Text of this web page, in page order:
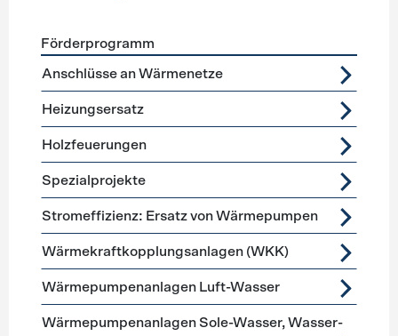
Förderprogramme
Förderprogramm
Anschlüsse an Wärmenetze
Heizungsersatz
Holzfeuerungen
Spezialprojekte
Stromeffizienz: Ersatz von Wärmepumpen
Wärmekraftkopplungsanlagen (WKK)
Wärmepumpenanlagen Luft-Wasser
Wärmepumpenanlagen Sole-Wasser, Wasser-